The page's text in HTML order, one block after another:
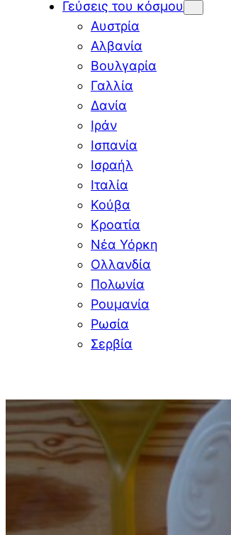
Γεύσεις του κόσμου
Αυστρία
Αλβανία
Βουλγαρία
Γαλλία
Δανία
Ιράν
Ισπανία
Ισραήλ
Ιταλία
Κούβα
Κροατία
Νέα Υόρκη
Ολλανδία
Πολωνία
Ρουμανία
Ρωσία
Σερβία